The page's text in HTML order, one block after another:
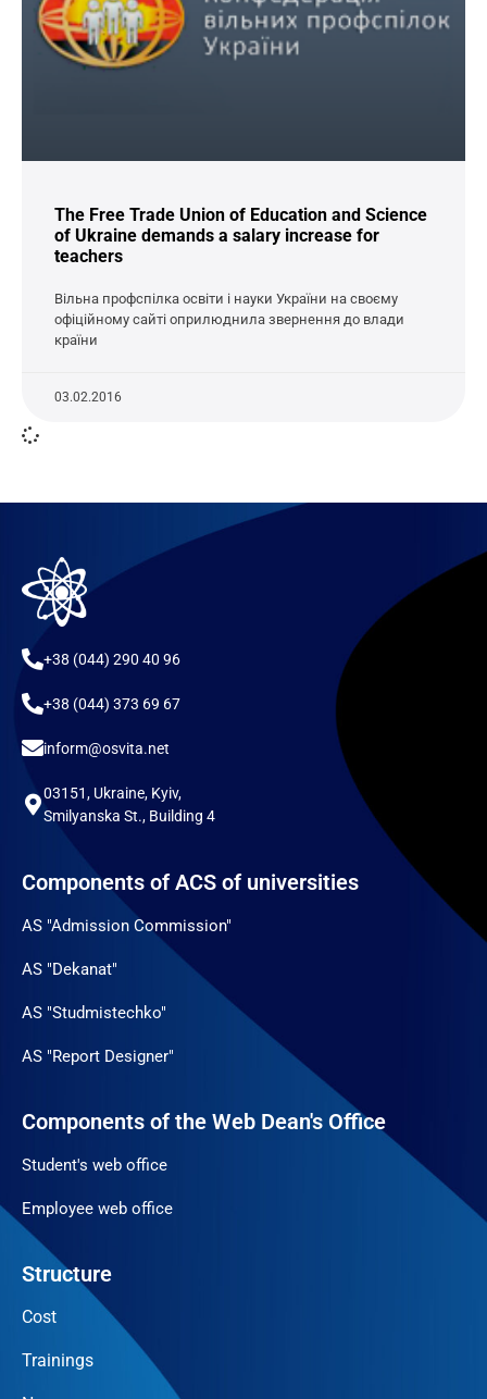
The Free Trade Union of Education and Science
of Ukraine demands a salary increase for
teachers
Вільна профспілка освіти і науки України на своєму
офіційному сайті оприлюднила звернення до влади
країни
03.02.2016
+38 (044) 290 40 96
+38 (044) 373 69 67
inform@osvita.net
03151, Ukraine, Kyiv,
Smilyanska St., Building 4
Components of ACS of universities
AS "Admission Commission"
AS "Dekanat"
AS "Studmistechko"
AS "Report Designer"
Components of the Web Dean's Office
Student's web office
Employee web office
Structure
Cost
Trainings